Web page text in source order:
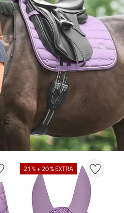
21 % + 20 % EXTRA